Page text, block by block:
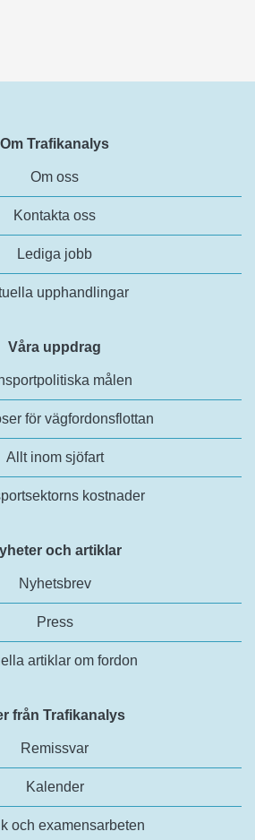
Om Trafikanalys
Om oss
Kontakta oss
Lediga jobb
upphandlingar
Våra uppdrag
målen
för vägfordonsflottan
Allt inom sjöfart
kostnader
och artiklar
Nyhetsbrev
Press
artiklar om fordon
från Trafikanalys
Remissvar
Kalender
och examensarbeten